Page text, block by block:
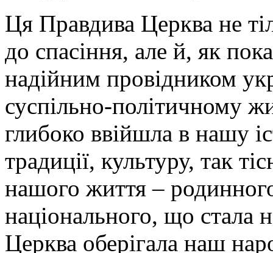
Ця Правдива Церква не
до спасіння, але й, як
надійним провідником
суспільно-політичному
глибоко ввійшла в нашу
традиції, культуру, так
нашого життя –
національного, що
Церква оберігала наш